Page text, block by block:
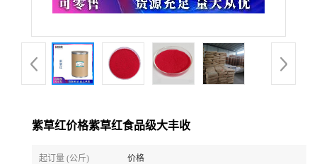
紫草红价格紫草红食品级大丰收
起订量 (公斤) 价格